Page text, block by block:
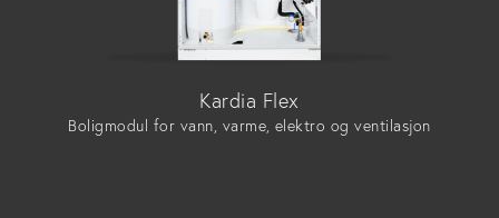
Kardia Flex
Boligmodul for vann, varme, elektro og ventilasjon